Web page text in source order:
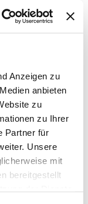
Anzeigen zu
anbieten
zu
zu Ihrer
Partner für
Unsere
mit
bereitgestellt
bewerben
wie